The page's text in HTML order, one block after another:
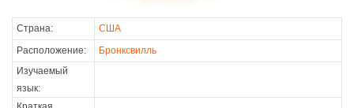
Страна:
США
Расположение:
Бронксвилль
Изучаемый
язык: